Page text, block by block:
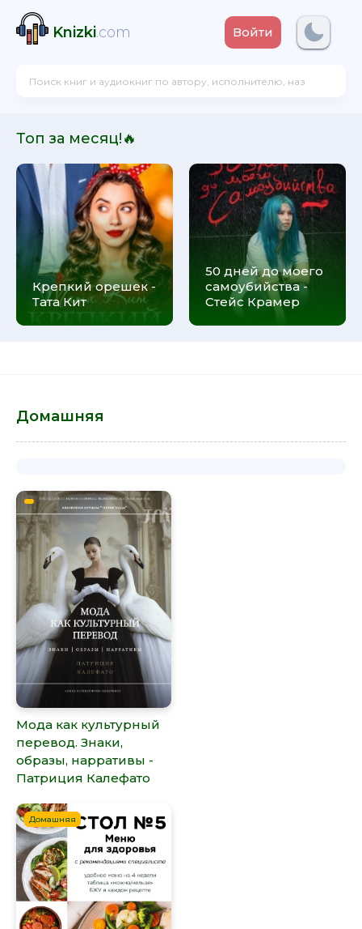
Knizki.com Войти
Топ за месяц!🔥
Крепкий орешек -
Тата Кит
50 дней до моего
самоубийства -
Стейс Крамер
Домашняя
Мода как культурный
перевод. Знаки,
образы, нарративы -
Патриция Калефато
Домашняя